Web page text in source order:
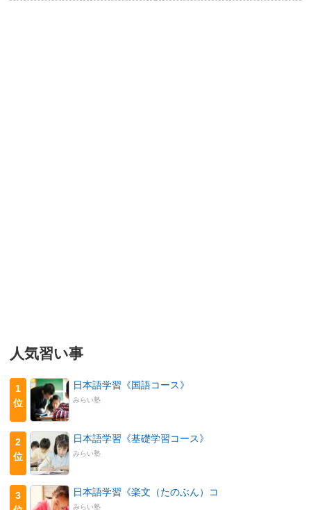
人気習い事
1
位
日本語学習《国語コース》
みらい塾
2
位
日本語学習《基礎学習コース》
みらい塾
3
日本語学習《楽文（たのぶん）コ
みらい塾